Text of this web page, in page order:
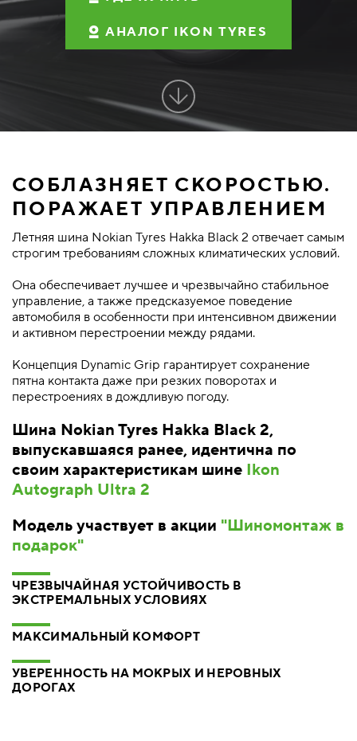
АНАЛОГ IKON TYRES
СОБЛАЗНЯЕТ СКОРОСТЬЮ.
ПОРАЖАЕТ УПРАВЛЕНИЕМ
Летняя шина Nokian Tyres Hakka Black 2 отвечает самым
строгим требованиям сложных климатических условий.
Она обеспечивает лучшее и чрезвычайно стабильное
управление, а также предсказуемое поведение
автомобиля в особенности при интенсивном движении
и активном перестроении между рядами.
Концепция Dynamic Grip гарантирует сохранение
пятна контакта даже при резких поворотах и
перестроениях в дождливую погоду.
Шина Nokian Tyres Hakka Black 2,
выпускавшаяся ранее, идентична по
своим характеристикам шине Ikon
Autograph Ultra 2
Модель участвует в акции "Шиномонтаж в
подарок"
ЧРЕЗВЫЧАЙНАЯ УСТОЙЧИВОСТЬ В
ЭКСТРЕМАЛЬНЫХ УСЛОВИЯХ
МАКСИМАЛЬНЫЙ КОМФОРТ
УВЕРЕННОСТЬ НА МОКРЫХ И НЕРОВНЫХ
ДОРОГАХ